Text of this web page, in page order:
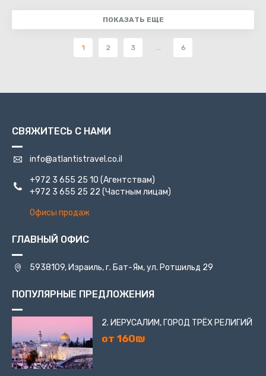
ПОКАЗАТЬ ЕЩЕ
1 2 3 6
СВЯЖИТЕСЬ С НАМИ
info@atlantistravel.co.il
+972 3 655 25 10 (Агентствам)
+972 3 655 25 22 (Частным лицам)
Офисы продаж
ГЛАВНЫЙ ОФИС
5938109, Израиль, г. Бат-Ям, ул. Ротшильд 29
ПОПУЛЯРНЫЕ ПРЕДЛОЖЕНИЯ
2. ИЕРУСАЛИМ, ГОРОД ТРЁХ РЕЛИГИЙ
от 160₪